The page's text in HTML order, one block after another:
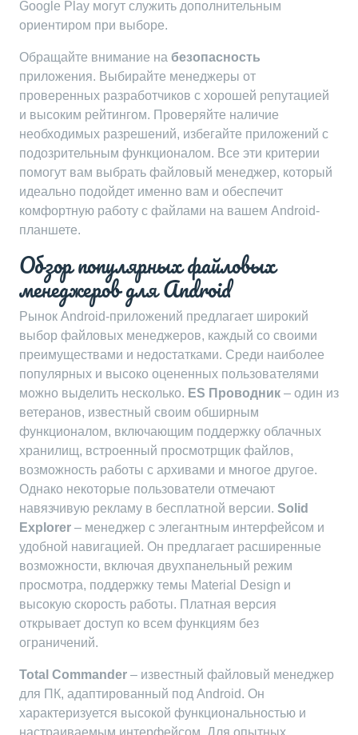
Google Play могут служить дополнительным
ориентиром при выборе.
Обращайте внимание на безопасность
приложения. Выбирайте менеджеры от
проверенных разработчиков с хорошей репутацией
и высоким рейтингом. Проверяйте наличие
необходимых разрешений, избегайте приложений с
подозрительным функционалом. Все эти критерии
помогут вам выбрать файловый менеджер, который
идеально подойдет именно вам и обеспечит
комфортную работу с файлами на вашем Android-
планшете.
Обзор популярных файловых
менеджеров для Android
Рынок Android-приложений предлагает широкий
выбор файловых менеджеров, каждый со своими
преимуществами и недостатками. Среди наиболее
популярных и высоко оцененных пользователями
можно выделить несколько. ES Проводник – один из
ветеранов, известный своим обширным
функционалом, включающим поддержку облачных
хранилищ, встроенный просмотрщик файлов,
возможность работы с архивами и многое другое.
Однако некоторые пользователи отмечают
навязчивую рекламу в бесплатной версии. Solid
Explorer – менеджер с элегантным интерфейсом и
удобной навигацией. Он предлагает расширенные
возможности, включая двухпанельный режим
просмотра, поддержку темы Material Design и
высокую скорость работы. Платная версия
открывает доступ ко всем функциям без
ограничений.
Total Commander – известный файловый менеджер
для ПК, адаптированный под Android. Он
характеризуется высокой функциональностью и
настраиваемым интерфейсом. Для опытных